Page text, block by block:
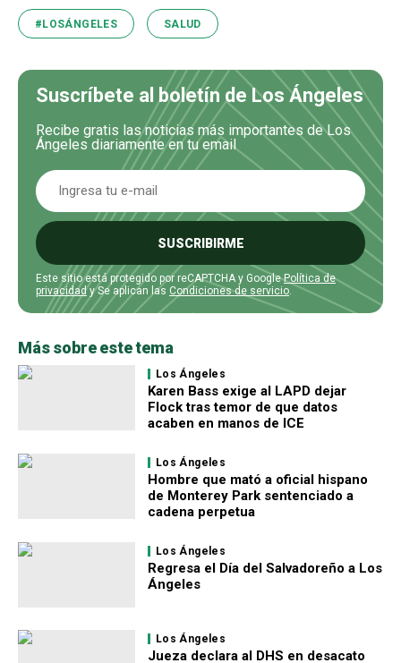
#LOSÁNGELES SALUD
Suscríbete al boletín de Los Ángeles
Recibe gratis las noticias más importantes de Los
Ángeles diariamente en tu email
SUSCRIBIRME
Este sitio está protegido por reCAPTCHA y GooglePolítica de
privacidady Se aplican las Condiciones de servicio.
Más sobre este tema
Los Ángeles
Karen Bass exige al LAPD dejar
Flock tras temor de que datos
acaben en manos de ICE
Los Ángeles
Hombre que mató a oficial hispano
de Monterey Park sentenciado a
cadena perpetua
Los Ángeles
Regresa el Día del Salvadoreño a Los
Ángeles
Los Ángeles
Jueza declara al DHS en desacato